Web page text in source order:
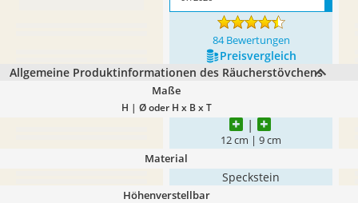
84 Bewertungen
Preis­vergleich
Allgemeine Produktinformationen des Räucherstövchens
Maße
H | Ø oder H x B x T
12 cm | 9 cm
Material
Speckstein
Höhenverstellbar